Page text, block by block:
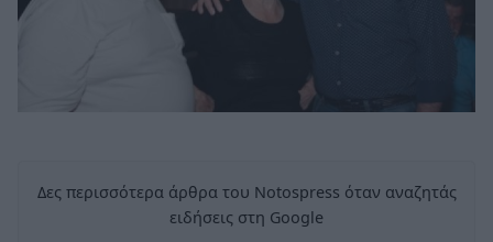
Δες περισσότερα άρθρα του Notospress όταν αναζητάς
ειδήσεις στη Google